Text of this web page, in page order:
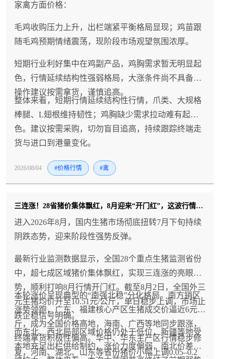
家禽方面价格：
毛鸡收购压力上升，出栏端紧平衡格局显现；鸡苗跟
随毛鸡预期情绪震荡，现阶段市场观望氛围浓厚。
短期行业利好集中在鸡副产品，鸡胸需求暂无明显起
色，行情延续结构性强弱格局，大涨条件尚不具备，
操作建议按需拿货，谨慎追高。
整体来看，短期行情延续结构性行情，爪类、大规格
棒腿、L翅根维持韧性；鸡胸缺少需求拉动难有起
色。建议按需采购，切勿盲目追高，持续跟踪终端走
货与进口到港量变化。
2026/08/04 #价格行情 #禽
三连涨！28省猪价集体飘红，8月迎来“开门红”，这波行情持续多久？
进入2026年8月，国内生猪市场彻底扭转7月下旬持续
阴跌态势，迎来阶段性强势反弹。
最新行业监测数据显示，全国28个重点生猪监测省份
中，超七成区域猪价集体飘红，实现三连涨的亮眼走
势，顺利打响8月行情开门红。截至8月2日，全国外三
元生猪均价升至10.51元/公斤，单日稳步上调，市场止
跌企稳信号明确。
本轮涨价呈现典型的“南强北稳”分化格局。南方销区
涨势领跑，广东、福建核心产区生猪成交价逼近6元/
斤，成为全国价格高地，海南、广西等地同步跟涨，
终端拿货积极性偏高。华中、华东主产区行情稳步修
复，河南、湖北、山东等省份猪价小幅上调0.05–0.2
而东北、西北局部区域价格仍处于低位，新疆等地受
本地充足出栏供给制约，涨价力度偏弱，南北价差持